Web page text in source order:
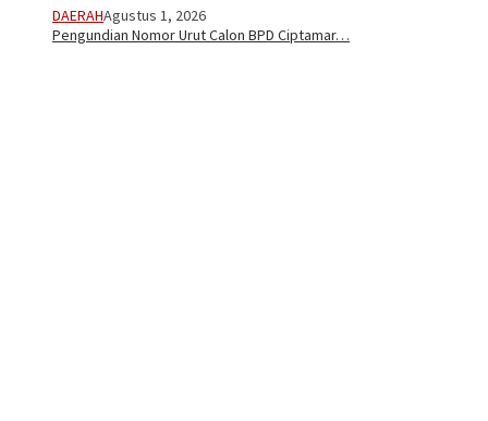
DAERAHAgustus 1, 2026
Pengundian Nomor Urut Calon BPD Ciptamar…